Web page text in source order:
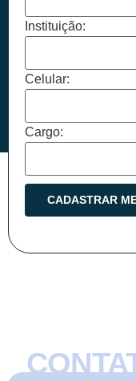
Instituição:
Celular:
Cargo: